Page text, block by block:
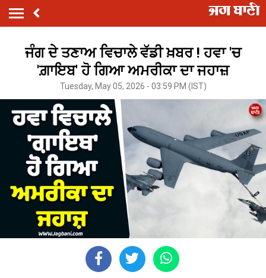
ਜੰਗ ਦੇ ਤਣਾਅ ਵਿਚਾਲੇ ਵੱਡੀ ਖ਼ਬਰ ! ਹਵਾ 'ਚ
'ਗ਼ਾਇਬ' ਹੋ ਗਿਆ ਅਮਰੀਕਾ ਦਾ ਜਹਾਜ਼
Tuesday, May 05, 2026 - 03:59 PM (IST)